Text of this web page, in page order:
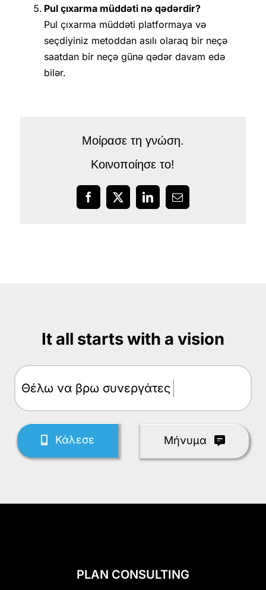
Pul çıxarma müddəti nə qədərdir?
Pul çıxarma müddəti platformaya və
seçdiyiniz metoddan asılı olaraq bir neçə
saatdan bir neçə günə qədər davam edə
bilər.
Μοίρασε τη γνώση.
Κοινοποίησε το!
Facebook
X LinkedInEmail
It all starts with a vision
Θέλω
Κάλεσε Mήνυμα
PLAN CONSULTING